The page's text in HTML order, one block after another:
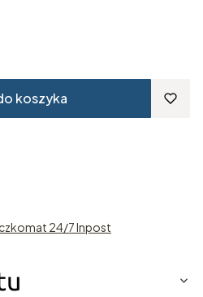
koszyka
24/7 Inpost